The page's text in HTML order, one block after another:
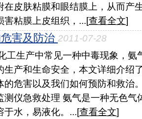
在皮肤粘膜和眼结膜上，从而产
害粘膜上皮组织，...[查看全文]
害及防治 2011-07-28
工生产中常见一种中毒现象，氨
生产和生命安全，本文详细介绍
的危害以及我们如何预防和救治
测仪急救处理 氨气是一种无色气
于水，易液化。...[查看全文]